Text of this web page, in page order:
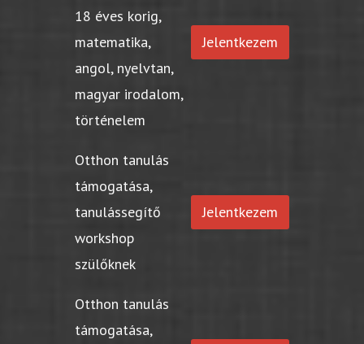
18 éves korig,
matematika,
angol, nyelvtan,
magyar irodalom,
történelem
Jelentkezem
Otthon tanulás
támogatása,
tanulássegítő
workshop
szülőknek
Jelentkezem
Otthon tanulás
támogatása,